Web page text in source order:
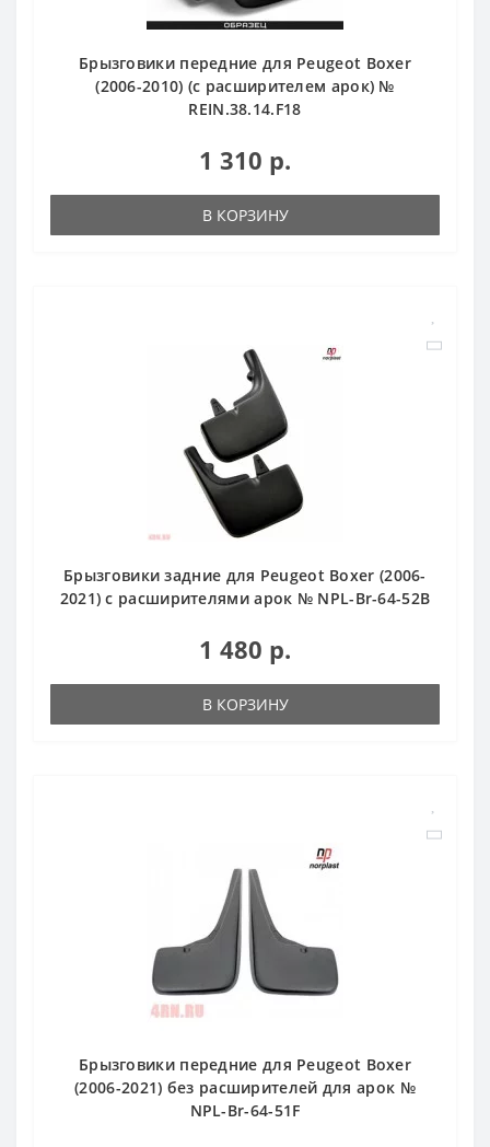
Брызговики передние для Peugeot Boxer
(2006-2010) (с расширителем арок) №
REIN.38.14.F18
1 310 р.
В КОРЗИНУ
Брызговики задние для Peugeot Boxer (2006-
2021) с расширителями арок № NPL-Br-64-52B
1 480 р.
В КОРЗИНУ
Брызговики передние для Peugeot Boxer
(2006-2021) без расширителей для арок №
NPL-Br-64-51F